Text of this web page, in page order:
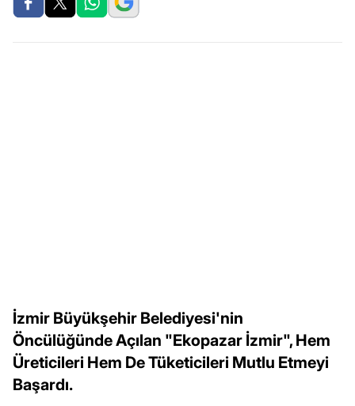
İzmir Büyükşehir Belediyesi'nin
Öncülüğünde Açılan "Ekopazar İzmir", Hem
Üreticileri Hem De Tüketicileri Mutlu Etmeyi
Başardı.